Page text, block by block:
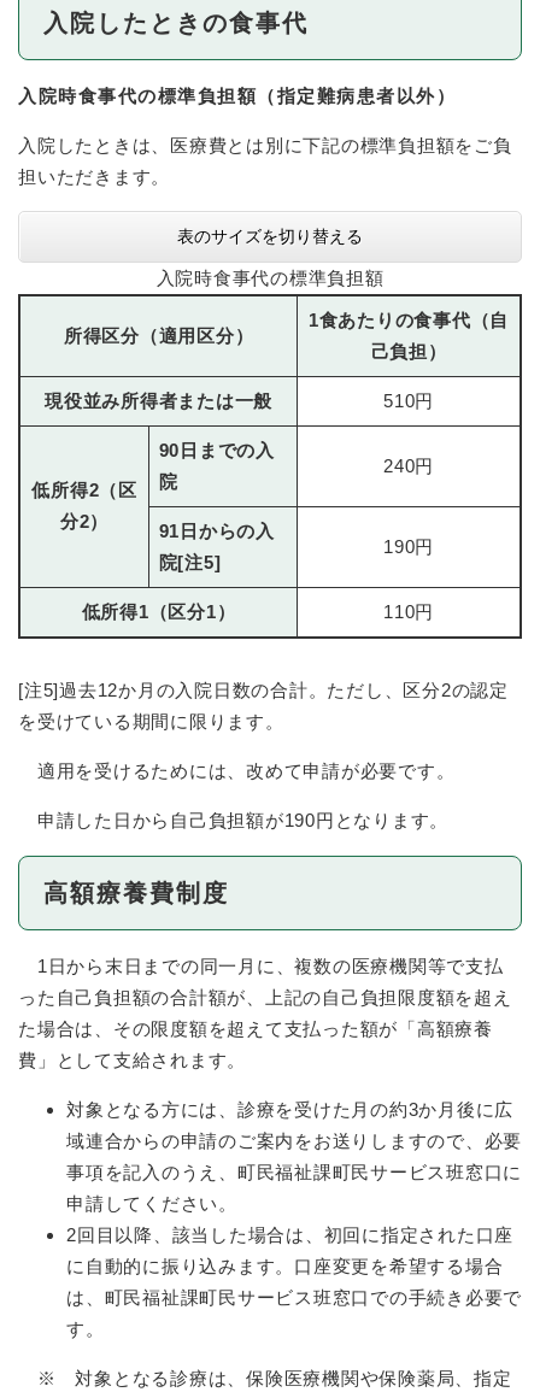
入院したときの食事代
入院時食事代の標準負担額（指定難病患者以外）
入院したときは、医療費とは別に下記の標準負担額をご負
担いただきます。
表のサイズを切り替える
入院時食事代の標準負担額
所得区分（適用区分）
1食あたりの食事代（自
己負担）
現役並み所得者または一般 510円
低所得2（区
分2）
90日までの入
院
240円
91日からの入
院[注5]
190円
低所得1（区分1） 110円
[注5]過去12か月の入院日数の合計。ただし、区分2の認定
を受けている期間に限ります。
適用を受けるためには、改めて申請が必要です。
申請した日から自己負担額が190円となります。
高額療養費制度
1日から末日までの同一月に、複数の医療機関等で支払
った自己負担額の合計額が、上記の自己負担限度額を超え
た場合は、その限度額を超えて支払った額が「高額療養
費」として支給されます。
対象となる方には、診療を受けた月の約3か月後に広
域連合からの申請のご案内をお送りしますので、必要
事項を記入のうえ、町民福祉課町民サービス班窓口に
申請してください。
2回目以降、該当した場合は、初回に指定された口座
に自動的に振り込みます。口座変更を希望する場合
は、町民福祉課町民サービス班窓口での手続き必要で
す。
※ 対象となる診療は、保険医療機関や保険薬局、指定